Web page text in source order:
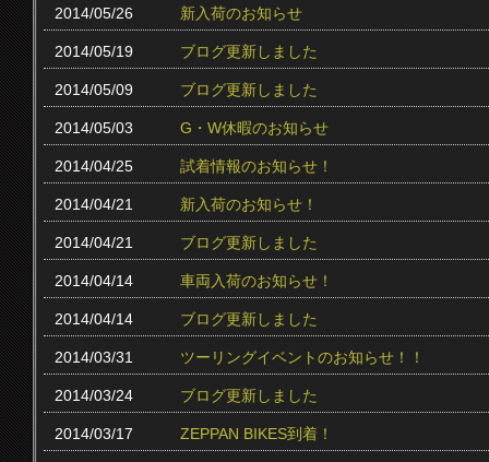
2014/05/26 新入荷のお知らせ
2014/05/19 ブログ更新しました
2014/05/09 ブログ更新しました
2014/05/03 G・W休暇のお知らせ
2014/04/25 試着情報のお知らせ！
2014/04/21 新入荷のお知らせ！
2014/04/21 ブログ更新しました
2014/04/14 車両入荷のお知らせ！
2014/04/14 ブログ更新しました
2014/03/31 ツーリングイベントのお知らせ！！
2014/03/24 ブログ更新しました
2014/03/17 ZEPPAN BIKES到着！